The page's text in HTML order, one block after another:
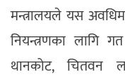
मन्त्रालयले यस
नियन्त्रणका
थानकोट, चितवन